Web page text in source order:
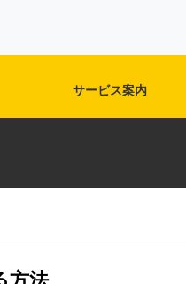
サービス案内